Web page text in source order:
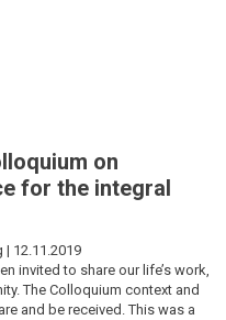
on
for the integral
| 12.11.2019
invited to share our life’s work,
The Colloquium context and
and be received. This was a